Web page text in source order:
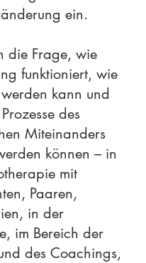
ein.
die Frage, wie
funktioniert, wie
kann und
des
Miteinanders
können – in
mit
Paaren,
in der
im Bereich der
des Coachings,